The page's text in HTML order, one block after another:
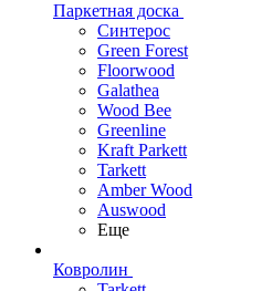
Паркетная доска
Синтерос
Green Forest
Floorwood
Galathea
Wood Bee
Greenline
Kraft Parkett
Tarkett
Amber Wood
Auswood
Еще
Ковролин